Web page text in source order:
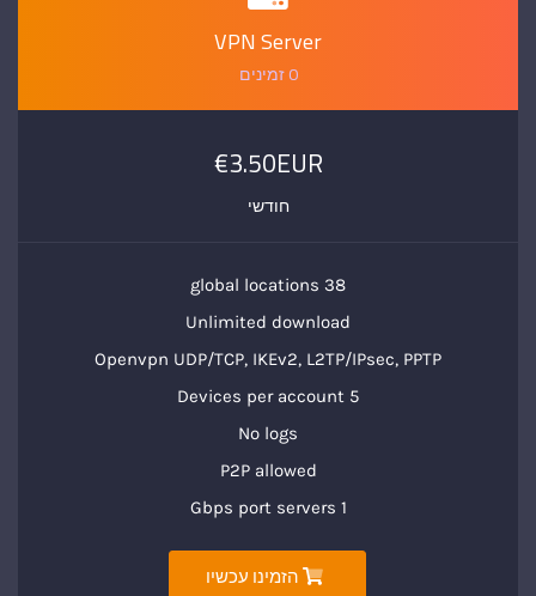
VPN Server
0 זמינים
€3.50EUR
חודשי
38 global locations
Unlimited download
Openvpn UDP/TCP, IKEv2, L2TP/IPsec, PPTP
5 Devices per account
No logs
P2P allowed
1 Gbps port servers
הזמינו עכשיו